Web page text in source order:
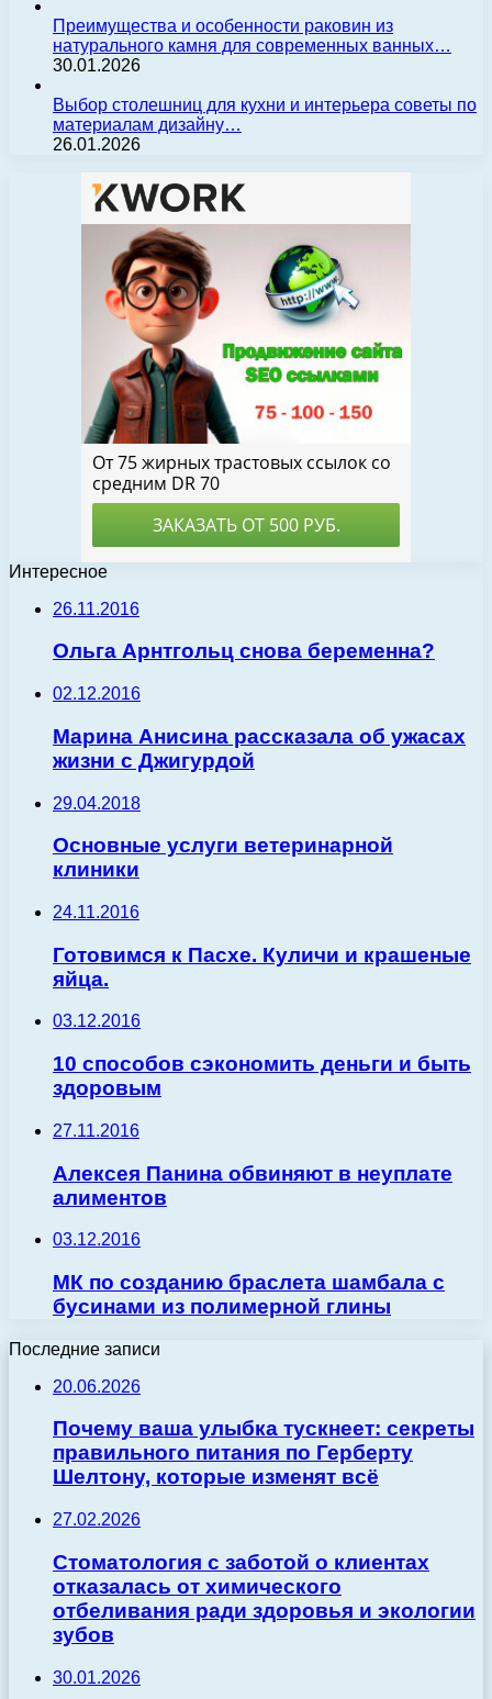
Преимущества и особенности раковин из
натурального камня для современных ванных…
30.01.2026
Выбор столешниц для кухни и интерьера советы по
материалам дизайну…
26.01.2026
Интересное
26.11.2016
Ольга Арнтгольц снова беременна?
02.12.2016
Марина Анисина рассказала об ужасах
жизни с Джигурдой
29.04.2018
Основные услуги ветеринарной
клиники
24.11.2016
Готовимся к Пасхе. Куличи и крашеные
яйца.
03.12.2016
10 способов сэкономить деньги и быть
здоровым
27.11.2016
Алексея Панина обвиняют в неуплате
алиментов
03.12.2016
МК по созданию браслета шамбала с
бусинами из полимерной глины
Последние записи
20.06.2026
Почему ваша улыбка тускнеет: секреты
правильного питания по Герберту
Шелтону, которые изменят всё
27.02.2026
Стоматология с заботой о клиентах
отказалась от химического
отбеливания ради здоровья и экологии
зубов
30.01.2026